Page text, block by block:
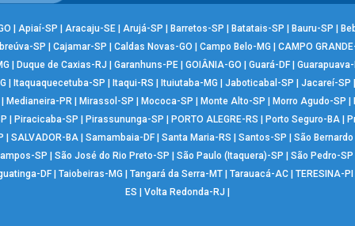
| Apiaí-SP | Aracaju-SE| Arujá-SP | Barretos-SP | Batatais-SP | Bauru-SP |
SP | Cajamar-SP | Caldas Novas-GO | Campo Belo-MG | CAMPO
| Duque de Caxias-RJ | Garanhuns-PE | GOIÂNIA-GO | Guará-DF |
| Itaquaquecetuba-SP | Itaqui-RS | Ituiutaba-MG | Jaboticabal-SP | Jacareí-SP
| Medianeira-PR | Mirassol-SP | Mococa-SP | Monte Alto-SP | Morro Agudo-SP |
| Piracicaba-SP | Pirassununga-SP | PORTO ALEGRE-RS | Porto Seguro-BA|
| SALVADOR-BA | Samambaia-DF | Santa Maria-RS | Santos-SP | São
SP | São José do Rio Preto-SP | São Paulo (Itaquera)-SP | São Pedro-SP
DF| Taiobeiras-MG | Tangará da Serra-MT| Tarauacá-AC| TERESINA-PI
ES | Volta Redonda-RJ |